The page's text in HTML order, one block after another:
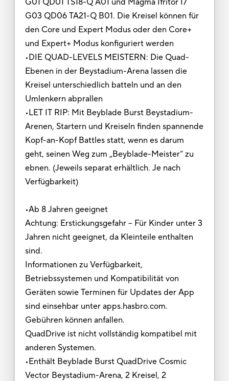
G03 QD06 TA21-Q B01. Die Kreisel können für
den Core und Expert Modus oder den Core+
und Expert+ Modus konfiguriert werden
•DIE QUAD-LEVELS MEISTERN: Die Quad-
Ebenen in der Beystadium-Arena lassen die
Kreisel unterschiedlich batteln und an den
Umlenkern abprallen
•LET IT RIP: Mit Beyblade Burst Beystadium-
Arenen, Startern und Kreiseln finden spannende
Kopf-an-Kopf Battles statt, wenn es darum
geht, seinen Weg zum „Beyblade-Meister“ zu
ebnen. (Jeweils separat erhältlich. Je nach
Verfügbarkeit)
•Ab 8 Jahren geeignet
Achtung: Erstickungsgefahr – Für Kinder unter 3
Jahren nicht geeignet, da Kleinteile enthalten
sind.
Informationen zu Verfügbarkeit,
Betriebssystemen und Kompatibilität von
Geräten sowie Terminen für Updates der App
sind einsehbar unter apps.hasbro.com.
Gebühren können anfallen.
QuadDrive ist nicht vollständig kompatibel mit
anderen Systemen.
•Enthält Beyblade Burst QuadDrive Cosmic
Vector Beystadium-Arena, 2 Kreisel, 2